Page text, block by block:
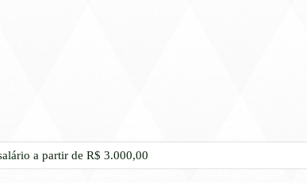
a partir de R$ 3.000,00